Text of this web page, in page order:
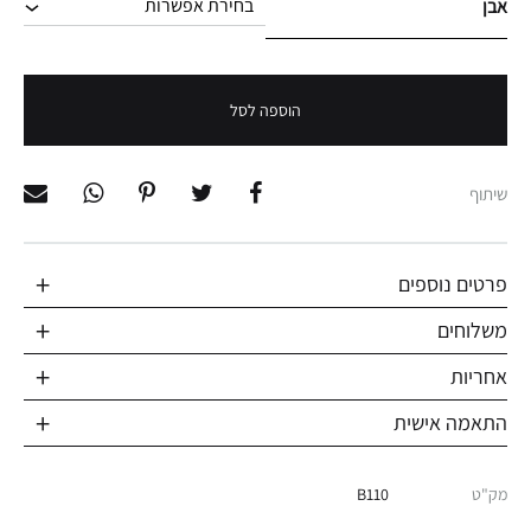
אבן
הוספה לסל
שיתוף
פרטים נוספים
משלוחים
אחריות
התאמה אישית
מק"ט
B110